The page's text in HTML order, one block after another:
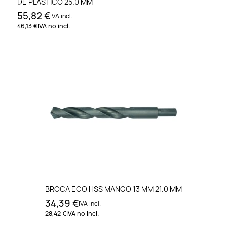
55,82 €IVA incl.
46,13 €IVA no incl.
BROCA ECO HSS MANGO 13 MM 21.0 MM
34,39 €IVA incl.
28,42 €IVA no incl.